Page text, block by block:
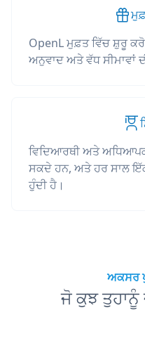
OpenL ਮੁਫ਼ਤ ਵਿੱਚ ਸ਼ੁਰੂ
ਅਨੁਵਾਦ ਅਤੇ ਵੱਧ ਸੀਮਾਵਾਂ
ਵਿਦਿਆਰਥੀ ਅਤੇ
ਸਕਦੇ ਹਨ, ਅਤੇ ਹਰ ਸਾਲ
ਹੁੰਦੀ ਹੈ।
ਅਕਸਰ
ਜੋ ਕੁਝ ਤੁਹਾਨੂੰ